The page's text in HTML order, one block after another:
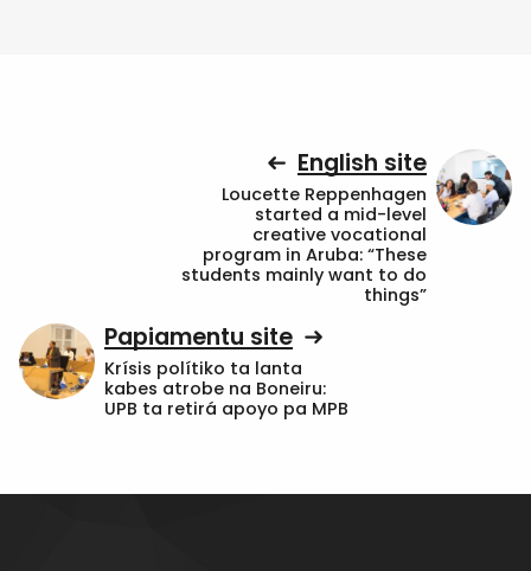
English site
Loucette Reppenhagen
started a mid-level
creative vocational
program in Aruba: “These
students mainly want to do
things”
Papiamentu site
Krísis polítiko ta lanta
kabes atrobe na Boneiru:
UPB ta retirá apoyo pa MPB